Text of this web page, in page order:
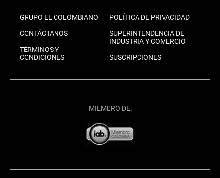
GRUPO EL COLOMBIANO
CONTÁCTANOS
TÉRMINOS Y
CONDICIONES
POLÍTICA DE PRIVACIDAD
SUPERINTENDENCIA DE
INDUSTRIA Y COMERCIO
SUSCRIPCIONES
MIEMBRO DE: